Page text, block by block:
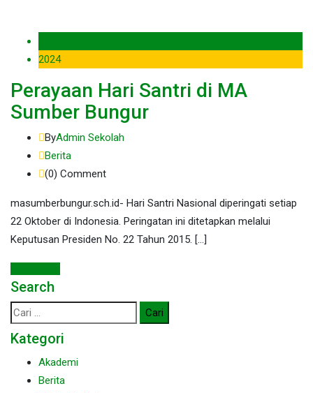
2024
Perayaan Hari Santri di MA
Sumber Bungur
ByAdmin Sekolah
Berita
(0) Comment
masumberbungur.sch.id- Hari Santri Nasional diperingati setiap
22 Oktober di Indonesia. Peringatan ini ditetapkan melalui
Keputusan Presiden No. 22 Tahun 2015. […]
Search
Cari
untuk:
Kategori
Akademi
Berita